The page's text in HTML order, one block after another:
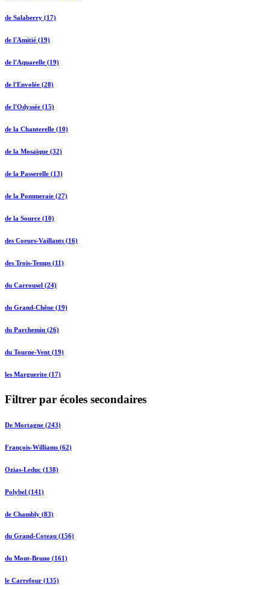
de Salaberry (17)
de l'Amitié (19)
de l'Aquarelle (19)
de l'Envolée (28)
de l'Odyssée (15)
de la Chanterelle (10)
de la Mosaïque (32)
de la Passerelle (13)
de la Pommeraie (27)
de la Source (10)
des Coeurs-Vaillants (16)
des Trois-Temps (11)
du Carrousel (24)
du Grand-Chêne (19)
du Parchemin (26)
du Tourne-Vent (19)
les Marguerite (17)
Filtrer par écoles secondaires
De Mortagne (243)
François-Williams (62)
Ozias-Leduc (138)
Polybel (141)
de Chambly (83)
du Grand-Coteau (156)
du Mont-Bruno (161)
le Carrefour (135)